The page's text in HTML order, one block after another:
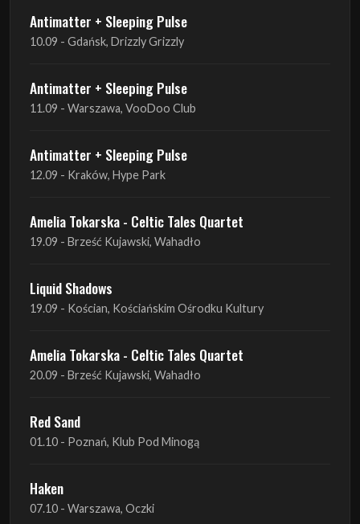
Antimatter + Sleeping Pulse
11.09 - Warszawa, VooDoo Club
Antimatter + Sleeping Pulse
12.09 - Kraków, Hype Park
Amelia Tokarska - Celtic Tales Quartet
19.09 - Brześć Kujawski, Wahadło
Liquid Shadows
19.09 - Kościan, Kościańskim Ośrodku Kultury
Amelia Tokarska - Celtic Tales Quartet
20.09 - Brześć Kujawski, Wahadło
Red Sand
Haken
Heretoir + Unreqvited + Nidare